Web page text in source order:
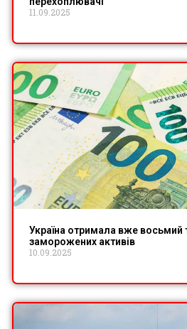
11.09.2025
Україна отримала вже восьмий
заморожених активів
10.09.2025